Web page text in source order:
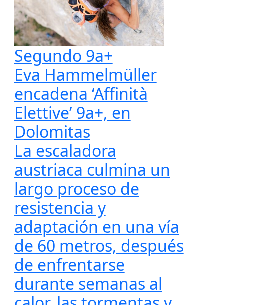
Segundo 9a+
Eva Hammelmüller
encadena ‘Affinità
Elettive’ 9a+, en
Dolomitas
La escaladora
austriaca culmina un
largo proceso de
resistencia y
adaptación en una vía
de 60 metros, después
de enfrentarse
durante semanas al